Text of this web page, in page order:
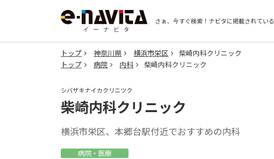
さぁ、今すぐ検索！ ナビタに掲載されている
トップ 神奈川県 横浜市栄区
柴崎内科クリニック
トップ
病院 内科 柴崎内科クリニック
シバザキナイカクリニツク
柴崎内科クリニック
横浜市栄区、本郷台駅付近でおすすめの内科
病院・医療